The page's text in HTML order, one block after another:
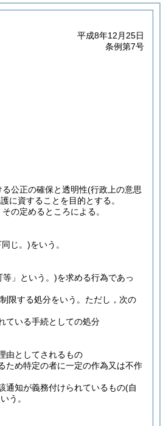
平成8年12月25日
条例第7号
公正の確保と透明性(行政上の意思
に資することを目的とする。
の定めるところによる。
じ。)をいう。
等」という。)を求める行為であっ
限する処分をいう。 ただし，次の
ている手続としての処分
由としてされるもの
ため特定の者に一定の作為又は不作
通知が義務付けられているもの(自
う。